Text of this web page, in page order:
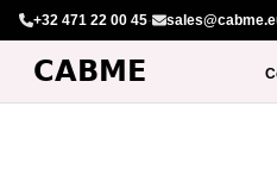
+32 471 22 00 45·